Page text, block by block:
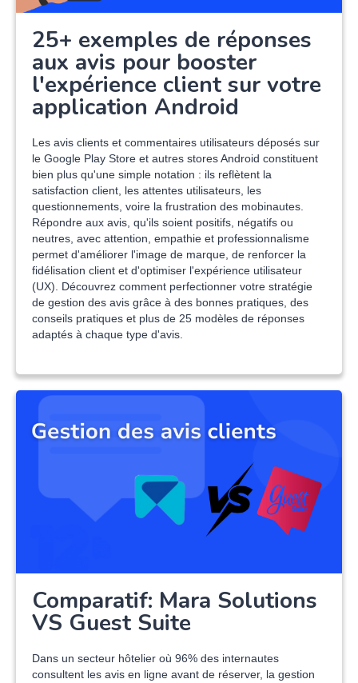
25+ exemples de réponses
aux avis pour booster
l'expérience client sur votre
application Android
Les avis clients et commentaires utilisateurs déposés sur
le Google Play Store et autres stores Android constituent
bien plus qu'une simple notation : ils reflètent la
satisfaction client, les attentes utilisateurs, les
questionnements, voire la frustration des mobinautes.
Répondre aux avis, qu'ils soient positifs, négatifs ou
neutres, avec attention, empathie et professionnalisme
permet d'améliorer l'image de marque, de renforcer la
fidélisation client et d'optimiser l'expérience utilisateur
(UX). Découvrez comment perfectionner votre stratégie
de gestion des avis grâce à des bonnes pratiques, des
conseils pratiques et plus de 25 modèles de réponses
adaptés à chaque type d'avis.
Comparatif: Mara Solutions
VS Guest Suite
Dans un secteur hôtelier où 96% des internautes
consultent les avis en ligne avant de réserver, la gestion